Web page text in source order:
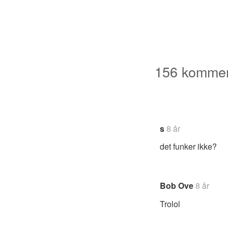
156
kommentarer
s8 år
det funker ikke?
Bob Ove8 år
Trolol